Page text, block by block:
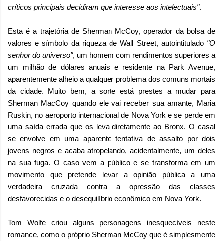
críticos principais decidiram que interesse aos intelectuais".
Esta é a trajetória de Sherman McCoy, operador da bolsa de
valores e símbolo da riqueza de Wall Street, autointitulado "O
senhor do universo", um homem com rendimentos superiores a
um milhão de dólares anuais e residente na Park Avenue,
aparentemente alheio a qualquer problema dos comuns mortais
da cidade. Muito bem, a sorte está prestes a mudar para
Sherman MacCoy quando ele vai receber sua amante, Maria
Ruskin, no aeroporto internacional de Nova York e se perde em
uma saída errada que os leva diretamente ao Bronx. O casal
se envolve em uma aparente tentativa de assalto por dois
jovens negros e acaba atropelando, acidentalmente, um deles
na sua fuga. O caso vem a público e se transforma em um
movimento que pretende levar a opinião pública a uma
verdadeira cruzada contra a opressão das classes
desfavorecidas e o desequilíbrio econômico em Nova York.
Tom Wolfe criou alguns personagens inesquecíveis neste
romance, como o próprio Sherman McCoy que é simplesmente